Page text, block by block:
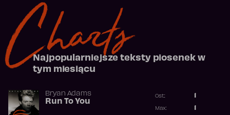
Charts
Najpopularniejsze teksty piosenek w
tym miesiącu
Bryan Adams
Run To You
Ost.:
Max: